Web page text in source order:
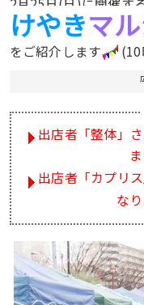
けやきマ
をご紹介します (10
出店者「整体」
出店者「カプリ
な